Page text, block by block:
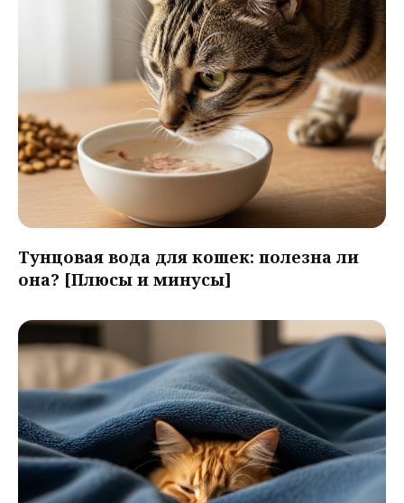
Тунцовая вода для кошек: полезна ли
она? [Плюсы и минусы]